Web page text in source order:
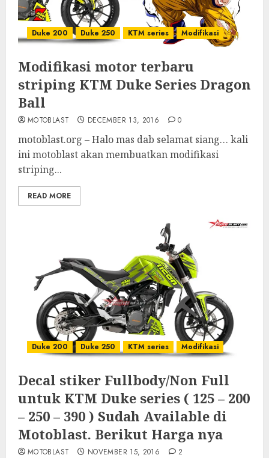
Duke 200 Duke 250 KTM series Modifikasi
Modifikasi motor terbaru
striping KTM Duke Series Dragon
Ball
MOTOBLAST DECEMBER 13, 2016 0
motoblast.org – Halo mas dab selamat siang… kali
ini motoblast akan membuatkan modifikasi
striping...
READ MORE
Duke 200 Duke 250 KTM series Modifikasi
Decal stiker Fullbody/Non Full
untuk KTM Duke series ( 125 – 200
– 250 – 390 ) Sudah Available di
Motoblast. Berikut Harga nya
MOTOBLAST NOVEMBER 15, 2016 2